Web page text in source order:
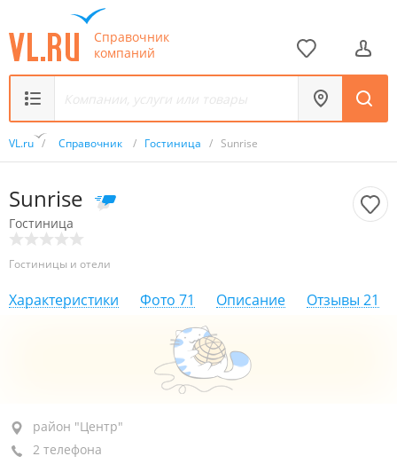
Справочник
компаний
VL.ru / Справочник / Гостиница / Sunrise
Sunrise
Гостиница
Гостиницы и отели
Характеристики Фото 71 Описание Отзывы 21
район "Центр", ул. Фонтанная, 59
+7 (423) 248-58-48
район "Центр"
2 телефона